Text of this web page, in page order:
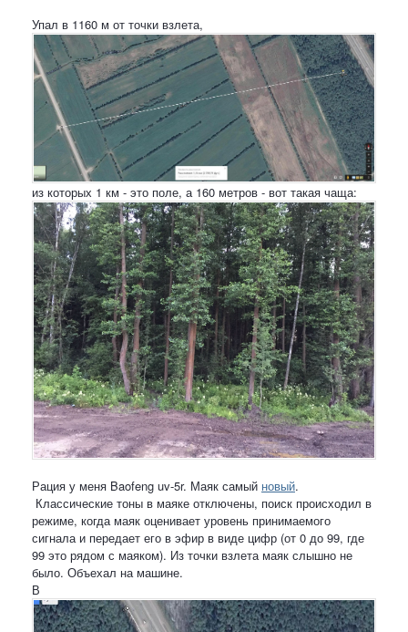
Упал в 1160 м от точки взлета,
из которых 1 км - это поле, а 160 метров - вот такая чаща:
Рация у меня Baofeng uv-5r. Маяк самый новый.
Классические тоны в маяке отключены, поиск происходил в
режиме, когда маяк оценивает уровень принимаемого
сигнала и передает его в эфир в виде цифр (от 0 до 99, где
99 это рядом с маяком). Из точки взлета маяк слышно не
было. Объехал на машине.
В